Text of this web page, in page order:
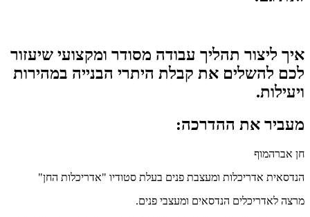
איך ליצור תהליך עבודה מסודר ומקצועי שיעזור
לכם להשלים את קבלת היתרי הבנייה במהירות
ויעילות.​
מעביר את ההדרכה:
חן אברהמוף
הנדסאית אדריכלות ומעצבת פנים בעלת סטודיו "אדריכלות החן"
מרצה לאדריכלים הנדסאים ומעצבי פנים.